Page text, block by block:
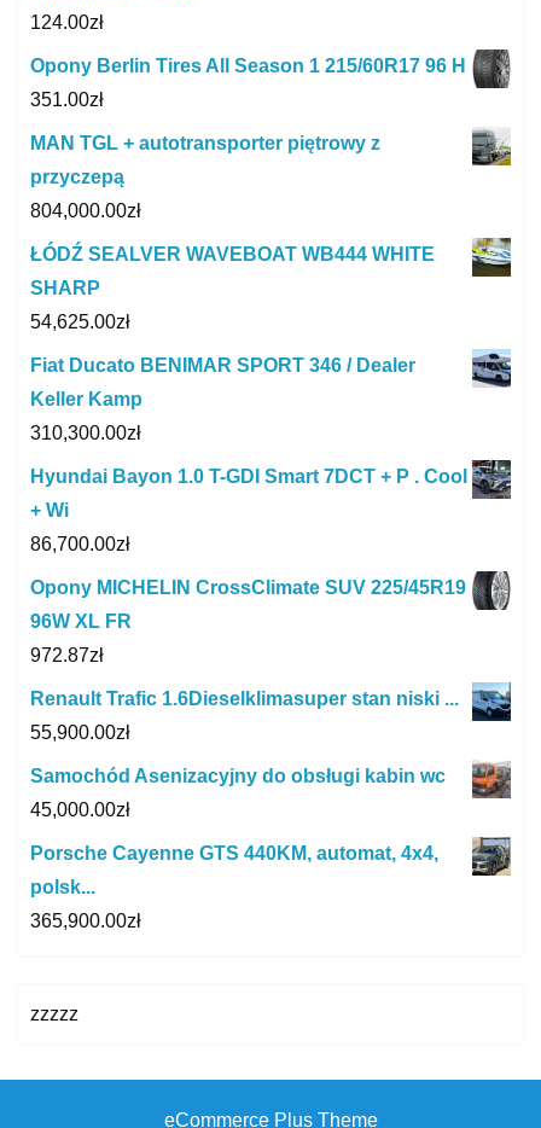
124.00zł
Opony Berlin Tires All Season 1 215/60R17 96 H
351.00zł
MAN TGL + autotransporter piętrowy z
przyczepą
804,000.00zł
ŁÓDŹ SEALVER WAVEBOAT WB444 WHITE
SHARP
54,625.00zł
Fiat Ducato BENIMAR SPORT 346 / Dealer
Keller Kamp
310,300.00zł
Hyundai Bayon 1.0 T-GDI Smart 7DCT + P . Cool
+ Wi
86,700.00zł
Opony MICHELIN CrossClimate SUV 225/45R19
96W XL FR
972.87zł
Renault Trafic 1.6Dieselklimasuper stan niski ...
55,900.00zł
Samochód Asenizacyjny do obsługi kabin wc
45,000.00zł
Porsche Cayenne GTS 440KM, automat, 4x4,
polsk...
365,900.00zł
zzzzz
eCommerce Plus Theme